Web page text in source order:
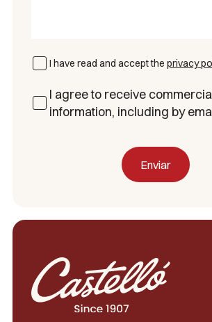
I have read and accept the privacy
I agree to receive
information, including by